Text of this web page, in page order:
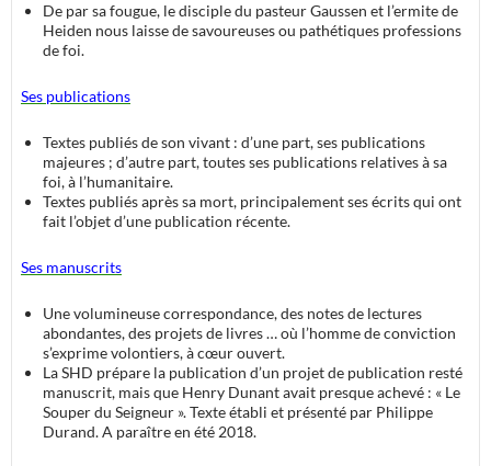
De par sa fougue, le disciple du pasteur Gaussen et l’ermite de
Heiden nous laisse de savoureuses ou pathétiques professions
de foi.
Ses publications
Textes publiés de son vivant : d’une part, ses publications
majeures ; d’autre part, toutes ses publications relatives à sa
foi, à l’humanitaire.
Textes publiés après sa mort, principalement ses écrits qui ont
fait l’objet d’une publication récente.
Ses manuscrits
Une volumineuse correspondance, des notes de lectures
abondantes, des projets de livres … où l’homme de conviction
s’exprime volontiers, à cœur ouvert.
La SHD prépare la publication d’un projet de publication resté
manuscrit, mais que Henry Dunant avait presque achevé : « Le
Souper du Seigneur ». Texte établi et présenté par Philippe
Durand. A paraître en été 2018.